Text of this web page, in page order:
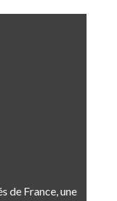
de France, une